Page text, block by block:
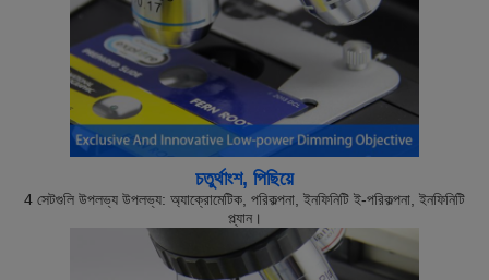
চতুর্থাংশ, পিছিয়ে
4 সেটগুলি উপলভ্য উপলভ্য: অ্যাক্রোমেটিক, পরিকল্পনা, ইনফিনিটি ই-পরিকল্পনা, ইনফিনিটি
প্ল্যান।